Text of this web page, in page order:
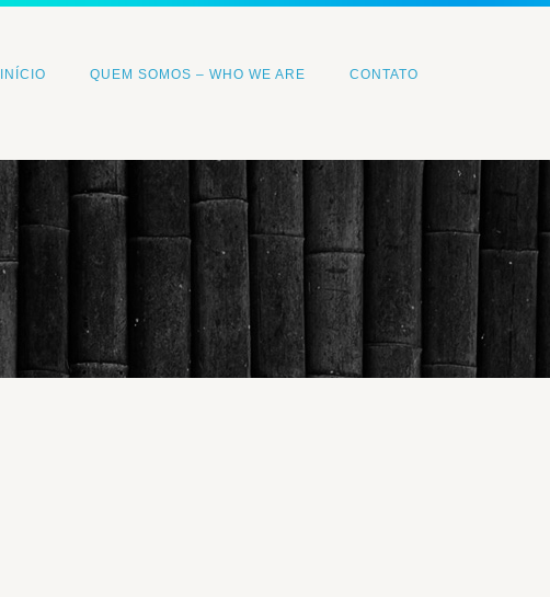
INÍCIO QUEM SOMOS – WHO WE ARE CONTATO